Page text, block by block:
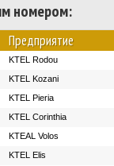
номером:
Предприятие
ΚΤΕL Rodou
ΚΤΕL Kozani
KTEL Pieria
KTEL Corinthia
KTEAL Volos
KTEL Elis